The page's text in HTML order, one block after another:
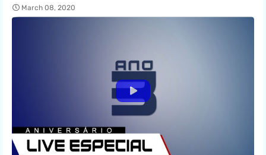
March 08, 2020